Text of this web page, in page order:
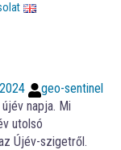
geo-sentinel
napja. Mi
utolsó
Újév-szigetről.